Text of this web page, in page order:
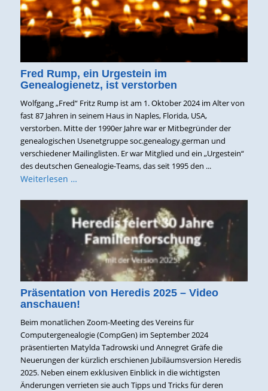
Fred Rump, ein Urgestein im
Genealogienetz, ist verstorben
Wolfgang „Fred“ Fritz Rump ist am 1. Oktober 2024 im Alter von
fast 87 Jahren in seinem Haus in Naples, Florida, USA,
verstorben. Mitte der 1990er Jahre war er Mitbegründer der
genealogischen Usenetgruppe soc.genealogy.german und
verschiedener Mailinglisten. Er war Mitglied und ein „Urgestein“
des deutschen Genealogie-Teams, das seit 1995 den ...
Weiterlesen …
Präsentation von Heredis 2025 – Video
anschauen!
Beim monatlichen Zoom-Meeting des Vereins für
Computergenealogie (CompGen) im September 2024
präsentierten Matylda Tadrowski und Annegret Gräfe die
Neuerungen der kürzlich erschienen Jubiläumsversion Heredis
2025. Neben einem exklusiven Einblick in die wichtigsten
Änderungen verrieten sie auch Tipps und Tricks für deren